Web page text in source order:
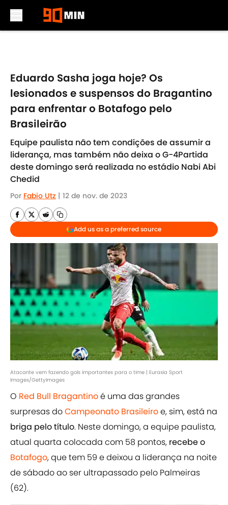
Eduardo Sasha joga hoje? Os
lesionados e suspensos do Bragantino
para enfrentar o Botafogo pelo
Brasileirão
Equipe paulista não tem condições de assumir a
liderança, mas também não deixa o G-4Partida
deste domingo será realizada no estádio Nabi Abi
Chedid
Por Fabio Utz | 12 de nov. de 2023
Add us as a preferred source
Atacante vem fazendo gols importantes para o time | Eurasia Sport
Images/GettyImages
O Red Bull Bragantinoé uma das grandes
surpresas doCampeonato Brasileiroe, sim, está na
briga pelo título. Neste domingo, a equipe paulista,
atual quarta colocada com 58 pontos, recebe o
Botafogo, que tem 59 e deixou a liderança na noite
de sábado ao ser ultrapassado pelo Palmeiras
(62).